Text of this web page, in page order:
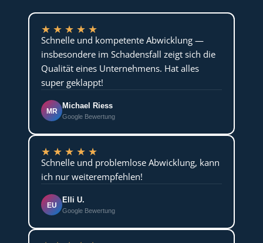
★ ★ ★ ★ ★
Schnelle und kompetente Abwicklung —
insbesondere im Schadensfall zeigt sich die
Qualität eines Unternehmens. Hat alles
super geklappt!
MR
Michael Riess
Google Bewertung
★ ★ ★ ★ ★
Schnelle und problemlose Abwicklung, kann
ich nur weiterempfehlen!
EU
Elli U.
Google Bewertung